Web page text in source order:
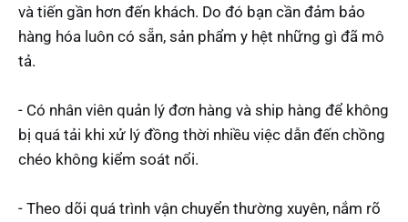
và tiến gần hơn đến khách. Do đó bạn cần đảm bảo
hàng hóa luôn có sẵn, sản phẩm y hệt những gì đã mô
tả.
- Có nhân viên quản lý đơn hàng và ship hàng để không
bị quá tải khi xử lý đồng thời nhiều việc dẫn đến chồng
chéo không kiểm soát nổi.
- Theo dõi quá trình vận chuyển thường xuyên, nắm rõ